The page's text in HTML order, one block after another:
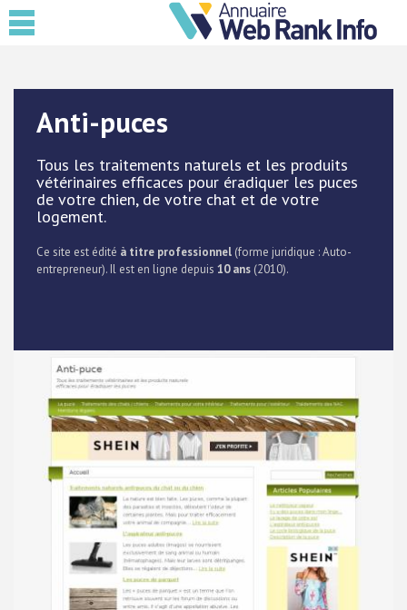
Anti-puces
Tous les traitements naturels et les produits
vétérinaires efficaces pour éradiquer les puces
de votre chien, de votre chat et de votre
logement.
Ce site est édité à titre professionnel (forme juridique : Auto-
entrepreneur). Il est en ligne depuis 10 ans (2010).